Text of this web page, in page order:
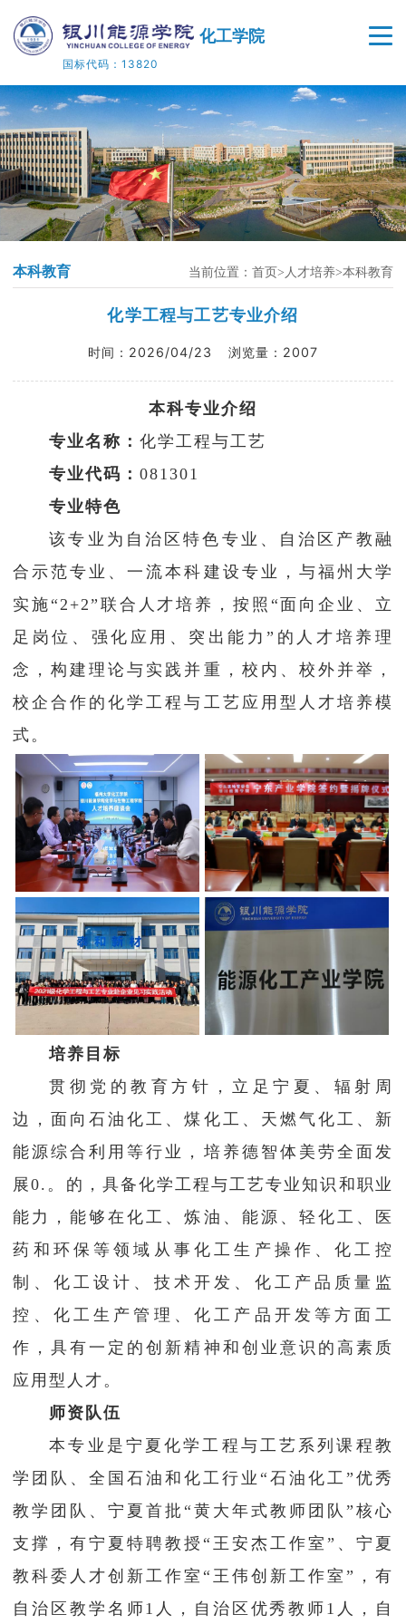
化工学院
国标代码：13820
学院概况
师资队伍
人才培养
教学科研
党建工作
学生工作
学院官网
本科教育 当前位置： 首页 人才培养 本科教育
化学工程与工艺专业介绍
时间： 2026/04/23 浏览量： 2007
本科专业介绍
专业名称：化学工程与工艺
专业代码：081301
专业特色
该专业为自治区特色专业、自治区产教融
合示范专业、一流本科建设专业，与福州大学
实施“2+2”联合人才培养，按照“面向企业、立
足岗位、强化应用、突出能力”的人才培养理
念，构建理论与实践并重，校内、校外并举，
校企合作的化学工程与工艺应用型人才培养模
式。
培养目标
贯彻党的教育方针，立足宁夏、辐射周
边，面向石油化工、煤化工、天燃气化工、新
能源综合利用等行业，培养德智体美劳全面发
展0.。的，具备化学工程与工艺专业知识和职业
能力，能够在化工、炼油、能源、轻化工、医
药和环保等领域从事化工生产操作、化工控
制、化工设计、技术开发、化工产品质量监
控、化工生产管理、化工产品开发等方面工
作，具有一定的创新精神和创业意识的高素质
应用型人才。
师资队伍
本专业是宁夏化学工程与工艺系列课程教
学团队、全国石油和化工行业“石油化工”优秀
教学团队、宁夏首批“黄大年式教师团队”核心
支撑，有宁夏特聘教授“王安杰工作室”、宁夏
教科委人才创新工作室“王伟创新工作室”，有
自治区教学名师1人，自治区优秀教师1人，自